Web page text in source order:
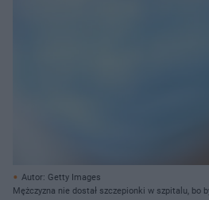
Autor: Getty Images
Mężczyzna nie dostał szczepionki w szpitalu, bo